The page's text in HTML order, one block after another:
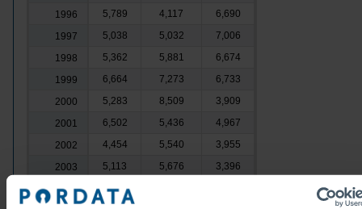
1996
5,789 4,117
6,690
1997
5,038 5,032
7,006
1998
5,362 5,881
6,674
1999
6,664 7,273
6,733
2000
5,283 8,509
3,909
2001
6,502 5,436
4,967
2002
4,454 5,540
3,955
2003
5,113 5,676
3,396
2004
5,784